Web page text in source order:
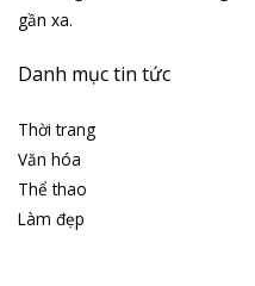
gần xa.
Danh mục tin tức
Thời trang
Văn hóa
Thể thao
Làm đẹp